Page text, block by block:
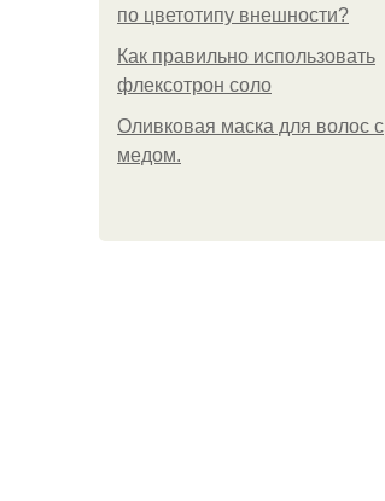
по цветотипу внешности?
Как правильно использовать
флексотрон соло
Оливковая маска для волос с
медом.